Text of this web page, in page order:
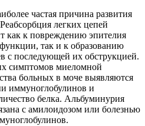
частая причина развития
легких цепей
как к повреждению эпителия
так и к образованию
с последующей их обструкцией.
симптомов миеломной
больных в моче выявляются
иммуноглобулинов и
белка. Альбуминурия
с амилоидозом или болезнью